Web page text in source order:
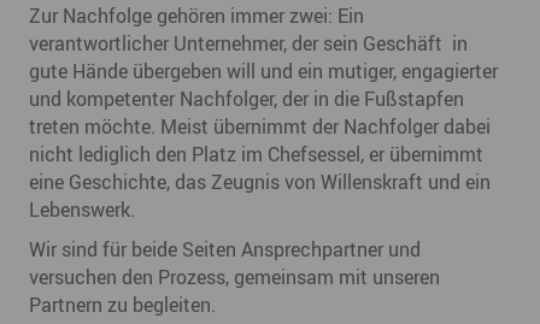
Zur Nachfolge gehören immer zwei: Ein
verantwortlicher Unternehmer, der sein Geschäft in
gute Hände übergeben will und ein mutiger, engagierter
und kompetenter Nachfolger, der in die Fußstapfen
treten möchte. Meist übernimmt der Nachfolger dabei
nicht lediglich den Platz im Chefsessel, er übernimmt
eine Geschichte, das Zeugnis von Willenskraft und ein
Lebenswerk.
Wir sind für beide Seiten Ansprechpartner und
versuchen den Prozess, gemeinsam mit unseren
Partnern zu begleiten.